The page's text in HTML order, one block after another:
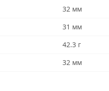
32 мм
31 мм
42.3 г
32 мм